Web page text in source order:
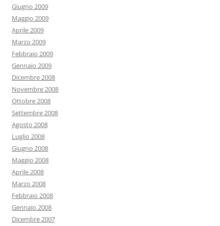
Giugno 2009
Maggio 2009
Aprile 2009
Marzo 2009
Febbraio 2009
Gennaio 2009
Dicembre 2008
Novembre 2008
Ottobre 2008
Settembre 2008
Agosto 2008
Luglio 2008
Giugno 2008
Maggio 2008
Aprile 2008
Marzo 2008
Febbraio 2008
Gennaio 2008
Dicembre 2007